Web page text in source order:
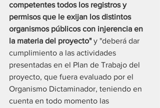
competentes todos los registros y
permisos que le exijan los distintos
organismos públicos con injerencia en
la materia del proyecto" y "deberá dar
cumplimiento a las actividades
presentadas en el Plan de Trabajo del
proyecto, que fuera evaluado por el
Organismo Dictaminador, teniendo en
cuenta en todo momento las